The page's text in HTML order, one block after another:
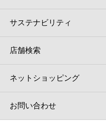
サステナビリティ
店舗検索
ネットショッピング
お問い合わせ